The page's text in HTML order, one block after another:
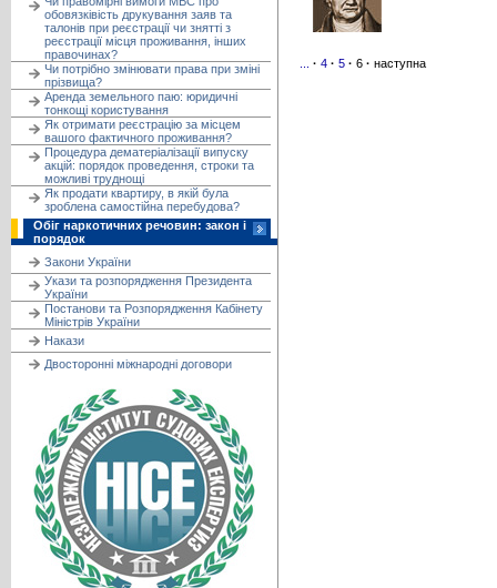
обовязківість друкування заяв та
талонів при реєстрації чи знятті з
реєстрації місця проживання, інших
правочинах?
Чи потрібно змінювати права при зміні
прізвища?
Аренда земельного паю: юридичні
тонкощі користування
Як отримати реєстрацію за місцем
вашого фактичного проживання?
Процедура дематеріалізації випуску
акцій: порядок проведення, строки та
можливі труднощі
Як продати квартиру, в якій була
зроблена самостійна перебудова?
Обіг наркотичних речовин: закон і
порядок
Закони України
Укази та розпорядження Президента
України
Постанови та Розпорядження Кабінету
Міністрів України
Накази
Двосторонні міжнародні договори
· 4 · 5 · 6 · наступна